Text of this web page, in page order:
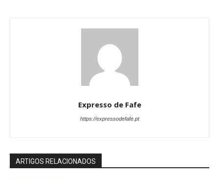
Expresso de Fafe
https://expressodefafe.pt
ARTIGOS RELACIONADOS